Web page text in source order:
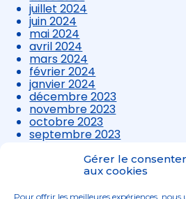
Gérer le
aux cookies
Pour offrir les meilleures expériences, nous
juillet 2024
juin 2024
mai 2024
avril 2024
mars 2024
février 2024
janvier 2024
décembre 2023
novembre 2023
octobre 2023
septembre 2023
août 2023
juillet 2023